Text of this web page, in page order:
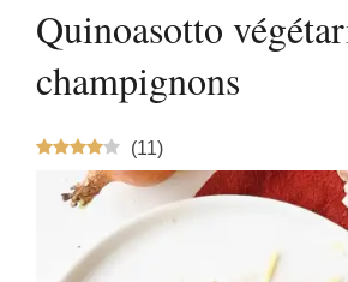
Quinoasotto
champignons
(11)